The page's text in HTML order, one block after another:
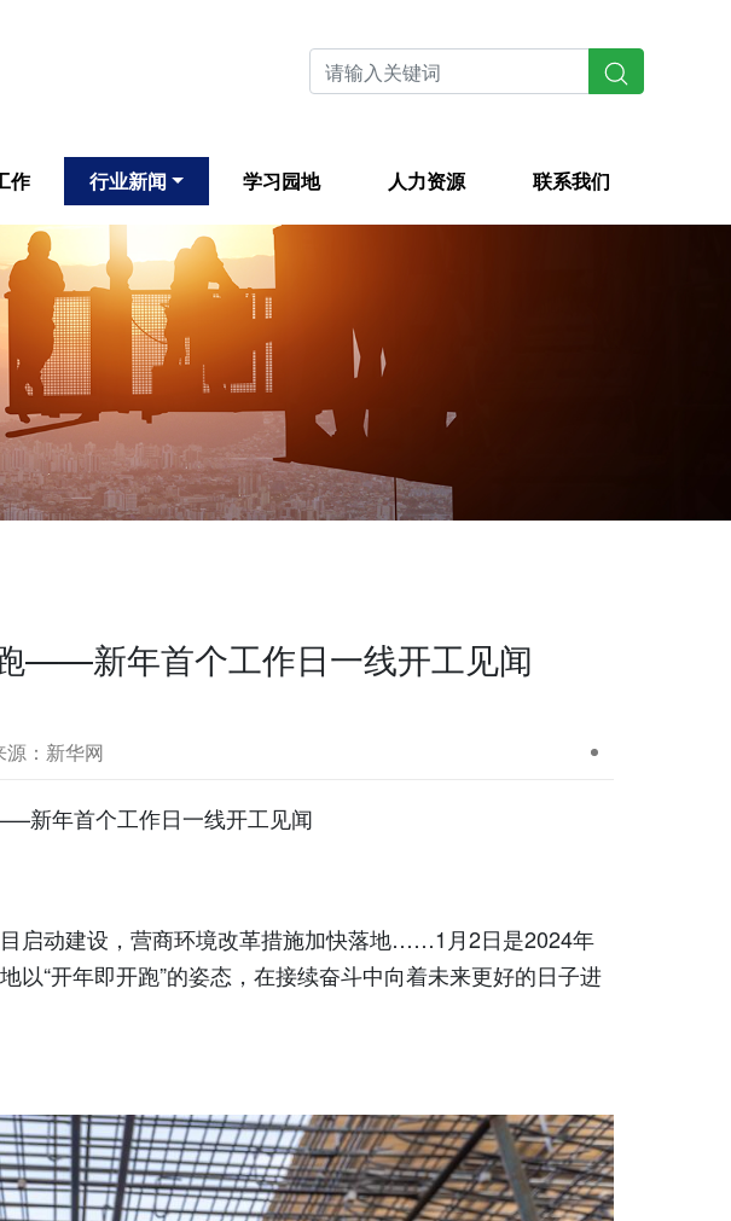
作 行业新闻 学习园地 人力资源 联系我们
——新年首个工作日一线开工见闻
源：新华网
年首个工作日一线开工见闻
动建设，营商环境改革措施加快落地……1月2日是2024年
以“开年即开跑”的姿态，在接续奋斗中向着未来更好的日子进